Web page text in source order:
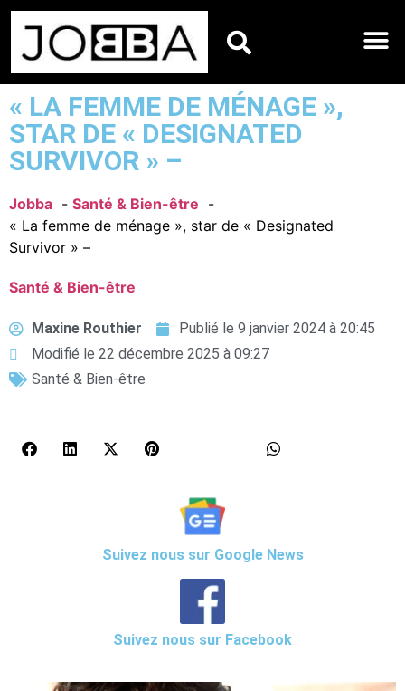
« LA FEMME DE MÉNAGE »,
STAR DE « DESIGNATED
SURVIVOR » –
Jobba
Santé & Bien-être
« La femme de ménage », star de « Designated
Survivor » –
Santé & Bien-être
Maxine Routhier Publié le 9 janvier 2024 à 20:45
Modifié le 22 décembre 2025 à 09:27
Santé & Bien-être
Suivez nous sur Google News
Suivez nous sur Facebook